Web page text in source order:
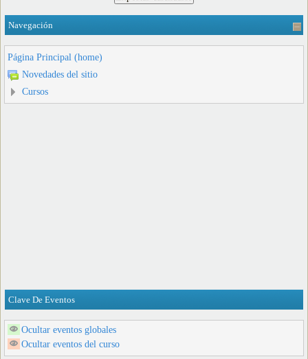
Navegación
Página Principal (home)
Novedades del sitio
Cursos
Clave De Eventos
Ocultar eventos globales
Ocultar eventos del curso